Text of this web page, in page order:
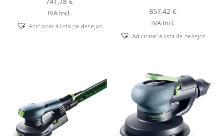
IVA Incl.
Adicionar á lista de desejos
857,42€
IVA Incl.
Adicionar á lista de desejos